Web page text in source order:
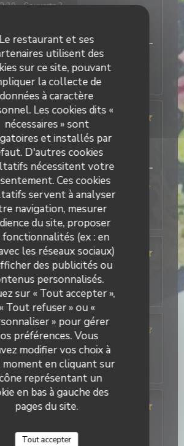
Le restaurant et ses
utilisent des
sur ce site, pouvant
la collecte de
données à caractère
Les cookies dits «
nécessaires » sont
et installés par
D'autres cookies
nécessitent votre
Ces cookies
servent à analyser
navigation, mesurer
du site, proposer
fonctionnalités (ex : en
les réseaux sociaux)
des publicités ou
personnalisés.
sur « Tout accepter »,
« Tout refuser » ou «
» pour gérer
préférences. Vous
modifier vos choix à
en cliquant sur
représentant un
en bas à gauche des
pages du site.
Tout accepter
- Couverts 3
point de vue accueil que
l'Italia. À recommander.
- Couverts 2
:5/5 Cuisine: 5/5 Qualité / Prix
un service au Top, notamment le
gentillesse et professionnalisme.
nous reviendrons.
- Couverts 4
:5 /5 Cuisine: 5/5 Qualité / Prix
- Couverts 2
:4/5 Cuisine: 4/5 Qualité / Prix
:5/5 Cuisine: